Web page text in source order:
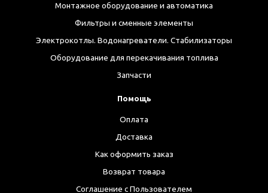
Монтажное оборудование и автоматика
Фильтры и сменные элементы
Электрокотлы. Водонагреватели. Стабилизаторы
Оборудование для перекачивания топлива
Запчасти
Помощь
Оплата
Доставка
Как оформить заказ
Возврат товара
Соглашение с Пользователем